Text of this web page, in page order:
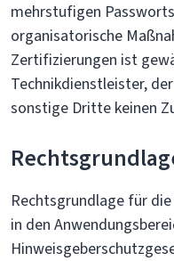
mehrstufigen
organisatorische
Zertifizierungen ist
Technikdienstleister,
sonstige Dritte keinen
Rechtsgrundlage für
in den